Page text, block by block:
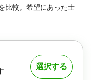
比較。希望にあった士
選択する